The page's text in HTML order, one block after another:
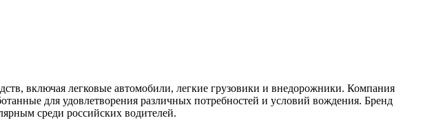
включая легковые автомобили, легкие грузовики и внедорожники. Компания
для удовлетворения различных потребностей и условий вождения. Бренд
среди российских водителей.